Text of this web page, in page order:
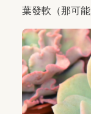
葉發軟（那可